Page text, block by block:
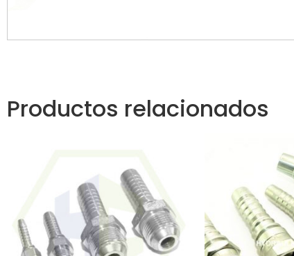
Productos relacionados